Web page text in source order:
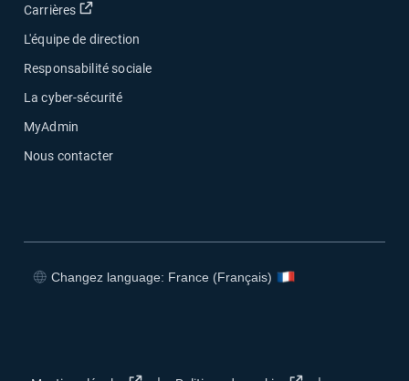
Carrières
Ouvrir dans une nouvelle fenêtre
L'équipe de direction
Responsabilité sociale
La cyber-sécurité
MyAdmin
Nous contacter
Changez language: France (Français)